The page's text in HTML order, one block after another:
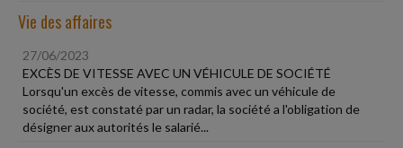
Vie des affaires
27/06/2023
EXCÈS DE VITESSE AVEC UN VÉHICULE DE SOCIÉTÉ
Lorsqu'un excès de vitesse, commis avec un véhicule de
société, est constaté par un radar, la société a l'obligation de
désigner aux autorités le salarié...